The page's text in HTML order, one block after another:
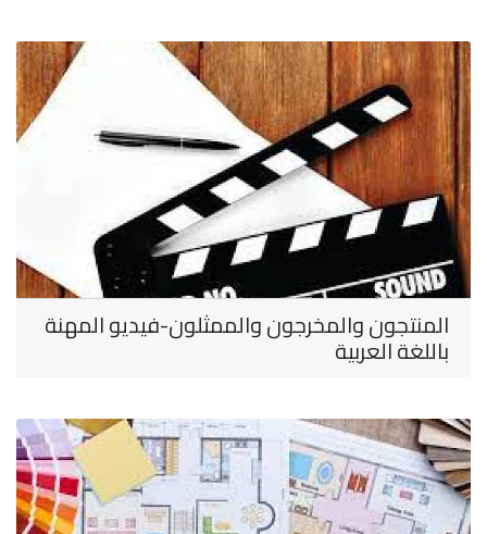
المنتجون والمخرجون والممثلون-فيديو المهنة
باللغة العربية